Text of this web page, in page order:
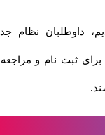
نظام جدید،
ثبت نام و مراجعه به